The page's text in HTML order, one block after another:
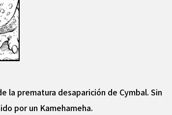
la prematura desaparición de Cymbal. Sin
por un Kamehameha.